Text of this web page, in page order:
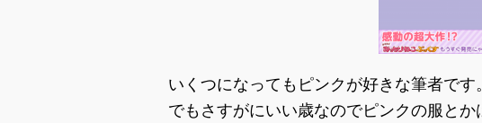
いくつになってもピンクが好きな筆者です
でもさすがにいい歳なのでピンクの服と